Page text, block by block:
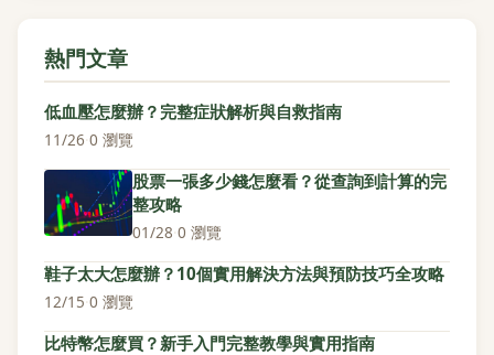
熱門文章
低血壓怎麼辦？完整症狀解析與自救指南
11/26·0 瀏覽
股票一張多少錢怎麼看？從查詢到計算的完
整攻略
01/28·0 瀏覽
鞋子太大怎麼辦？10個實用解決方法與預防技巧全攻略
12/15·0 瀏覽
比特幣怎麼買？新手入門完整教學與實用指南